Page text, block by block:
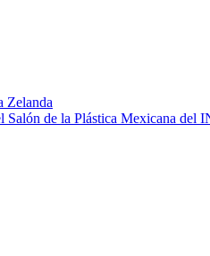
Zelanda
Salón de la Plástica Mexicana del